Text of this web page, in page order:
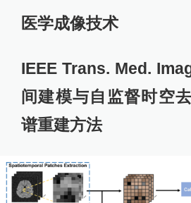
医学成像技术
IEEE Trans. Med.
间建模与自监督时空
谱重建方法